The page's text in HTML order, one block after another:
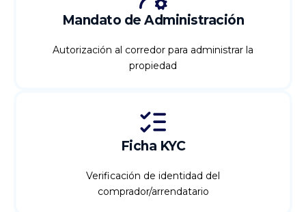
Mandato de Administración
Autorización al corredor para administrar la
propiedad
Ficha KYC
Verificación de identidad del
comprador/arrendatario